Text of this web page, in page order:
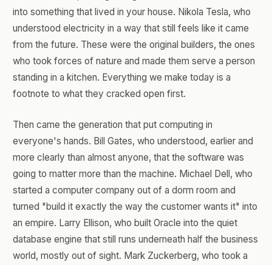
into something that lived in your house. Nikola Tesla, who
understood electricity in a way that still feels like it came
from the future. These were the original builders, the ones
who took forces of nature and made them serve a person
standing in a kitchen. Everything we make today is a
footnote to what they cracked open first.
Then came the generation that put computing in
everyone's hands. Bill Gates, who understood, earlier and
more clearly than almost anyone, that the software was
going to matter more than the machine. Michael Dell, who
started a computer company out of a dorm room and
turned "build it exactly the way the customer wants it" into
an empire. Larry Ellison, who built Oracle into the quiet
database engine that still runs underneath half the business
world, mostly out of sight. Mark Zuckerberg, who took a